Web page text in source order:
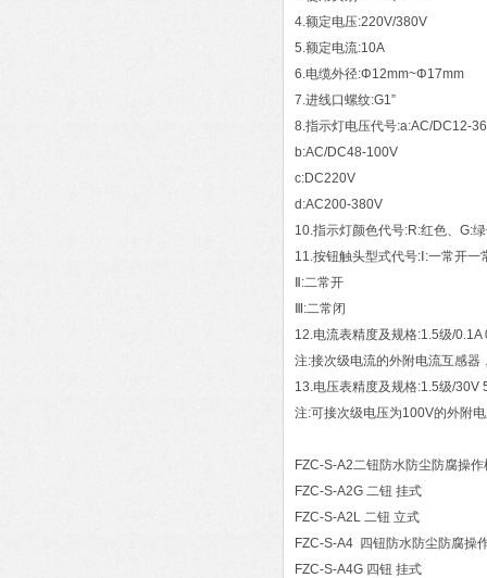
4.额定电压:220V/380V
5.额定电流:10A
6.电缆外径:Φ12mm~Φ17mm
7.进线口螺纹:G1”
8.指示灯电压代号:a:AC/DC12-
b:AC/DC48-100V
c:DC220V
d:AC200-380V
10.指示灯颜色代号:R:红色、G:
11.按钮触头型式代号:Ⅰ:一常开一
Ⅱ:二常开
Ⅲ:二常闭
12.电流表精度及规格:1.5级/0.1A
注:接次级电流的外附电流互感
13.电压表精度及规格:1.5级/
注:可接次级电压为100V的外附
FZC-S-A2二钮防水防尘防腐操作
FZC-S-A2G 二钮 挂式
FZC-S-A2L 二钮 立式
FZC-S-A4 四钮防水防尘防腐操
FZC-S-A4G 四钮 挂式